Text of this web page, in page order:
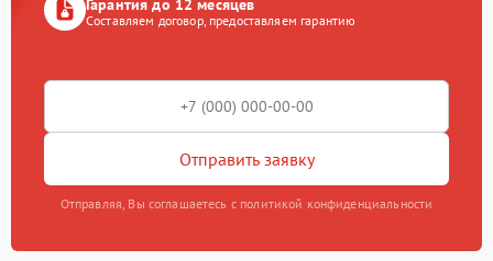
Составляем договор, предоставляем гарантию
Отправить заявку
Отправляя, Вы соглашаетесь с политикой конфиденциальности